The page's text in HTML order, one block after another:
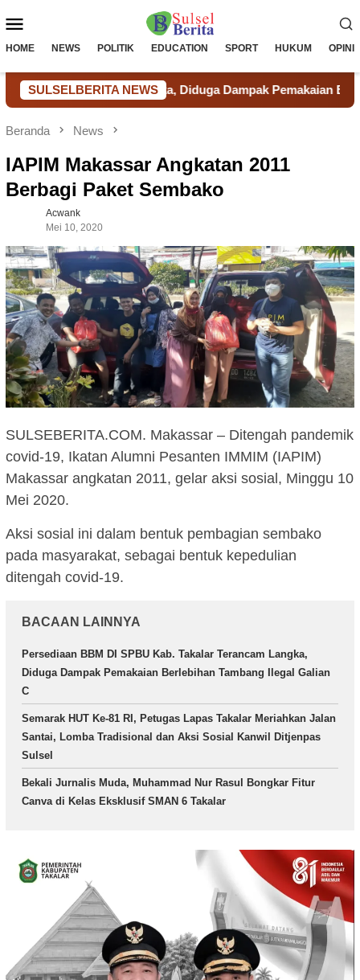
ke
Mobile
HOME NEWS POLITIK EDUCATION SPORT HUKUM OPINI
SULSELBERITA NEWS
Langka, Diduga Dampak Pemakaian Berlebihan
Beranda News
IAPIM Makassar Angkatan 2011
Berbagi Paket Sembako
Acwank
Mei 10, 2020
SULSEBERITA.COM. Makassar – Ditengah pandemik
covid-19, Ikatan Alumni Pesanten IMMIM (IAPIM)
Makassar angkatan 2011, gelar aksi sosial, Minggu 10
Mei 2020.
Aksi sosial ini dalam bentuk pembagian sembako
pada masyarakat, sebagai bentuk kepedulian
ditengah covid-19.
BACAAN LAINNYA
Persediaan BBM DI SPBU Kab. Takalar Terancam Langka,
Diduga Dampak Pemakaian Berlebihan Tambang Ilegal Galian
C
Semarak HUT Ke-81 RI, Petugas Lapas Takalar Meriahkan Jalan
Santai, Lomba Tradisional dan Aksi Sosial Kanwil Ditjenpas
Sulsel
Bekali Jurnalis Muda, Muhammad Nur Rasul Bongkar Fitur
Canva di Kelas Eksklusif SMAN 6 Takalar